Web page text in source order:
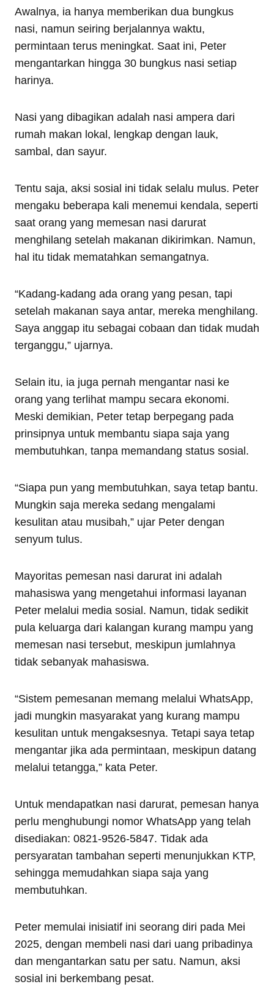
Awalnya, ia hanya memberikan dua bungkus
nasi, namun seiring berjalannya waktu,
permintaan terus meningkat. Saat ini, Peter
mengantarkan hingga 30 bungkus nasi setiap
harinya.
Nasi yang dibagikan adalah nasi ampera dari
rumah makan lokal, lengkap dengan lauk,
sambal, dan sayur.
Tentu saja, aksi sosial ini tidak selalu mulus. Peter
mengaku beberapa kali menemui kendala, seperti
saat orang yang memesan nasi darurat
menghilang setelah makanan dikirimkan. Namun,
hal itu tidak mematahkan semangatnya.
“Kadang-kadang ada orang yang pesan, tapi
setelah makanan saya antar, mereka menghilang.
Saya anggap itu sebagai cobaan dan tidak mudah
terganggu,” ujarnya.
Selain itu, ia juga pernah mengantar nasi ke
orang yang terlihat mampu secara ekonomi.
Meski demikian, Peter tetap berpegang pada
prinsipnya untuk membantu siapa saja yang
membutuhkan, tanpa memandang status sosial.
“Siapa pun yang membutuhkan, saya tetap bantu.
Mungkin saja mereka sedang mengalami
kesulitan atau musibah,” ujar Peter dengan
senyum tulus.
Mayoritas pemesan nasi darurat ini adalah
mahasiswa yang mengetahui informasi layanan
Peter melalui media sosial. Namun, tidak sedikit
pula keluarga dari kalangan kurang mampu yang
memesan nasi tersebut, meskipun jumlahnya
tidak sebanyak mahasiswa.
“Sistem pemesanan memang melalui WhatsApp,
jadi mungkin masyarakat yang kurang mampu
kesulitan untuk mengaksesnya. Tetapi saya tetap
mengantar jika ada permintaan, meskipun datang
melalui tetangga,” kata Peter.
Untuk mendapatkan nasi darurat, pemesan hanya
perlu menghubungi nomor WhatsApp yang telah
disediakan: 0821-9526-5847. Tidak ada
persyaratan tambahan seperti menunjukkan KTP,
sehingga memudahkan siapa saja yang
membutuhkan.
Peter memulai inisiatif ini seorang diri pada Mei
2025, dengan membeli nasi dari uang pribadinya
dan mengantarkan satu per satu. Namun, aksi
sosial ini berkembang pesat.